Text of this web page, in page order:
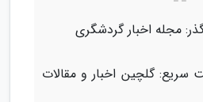
مجله اخبار گردشگری
سریع: گلچین اخبار و مقالات